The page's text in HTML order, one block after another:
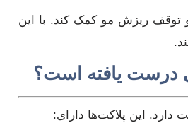
توقف ریزش مو کمک کند. با این
درست یافته است؟
دارد. این پلاکت‌ها دارای: